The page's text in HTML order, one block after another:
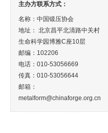
主办方联系方式：
名称：中国锻压协会
地址： 北京昌平北清路中关村
生命科学园博雅C座10层
邮编：102206
电话：010-53056669
传真：010-53056644
邮箱：
metalform@chinaforge.org.cn